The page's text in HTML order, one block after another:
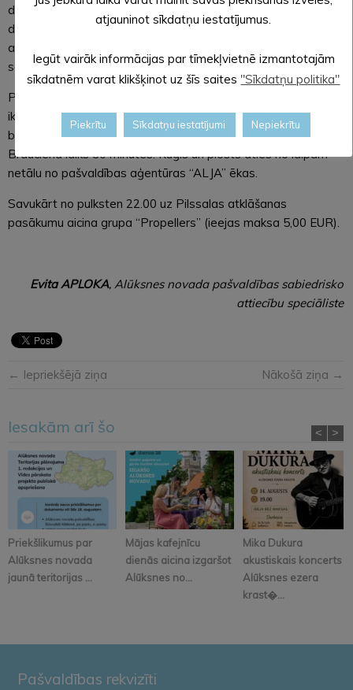
dzīvnieku māju “Astes un ūsas“. Izjādes būs par ziedojumu
dzīvnieku mājai. Ikviens pasākuma dalībnieks un apmeklētājs
aicināts iepriecināt patversmē nonākušos ķepaiņus, arī
sarūpējot barību un materiālus dzīvnieku mājas uzlabošanai.
Plosts “Kaija” un kuģītis “Marienburg” šajā vakarā aicinās
ikvienu viesi un vietējo iedzīvotāju doties naksnīgos publiskos
braucienos, kas sāksies no pulksten 21.30 (par maksu).
Brauciena laiks 30 minūtes. Kuģis un plosts aties no laipām
netālu no pašvaldības aģentūras “ALJA” ēkas.
Savukārt no pulksten 22.00 uz Pilssalas atklāšanas
pasākumu aicina grupa “Propellers” (ieejas maksa 5,00 EUR).
Evita APLOKA, Alūksnes novada pašvaldības sabiedrisko
attiecību speciāliste
← Iepriekšējā ziņa Nākošā ziņa →
Iesakām arī šo
Priekšlikumus par
Alūksnes novada
jaunā teritorijas ...
Mājas kafejnīcu
dienās aicina izgaršot
Alūksnes no...
Mika Dukura
akustiskais koncerts
Alūksnes ezera
krast�...
< >
Pašvaldības rekvizīti
atjauninot sīkdatņu iestatījumus.
Iegūt vairāk informācijas par tīmekļvietnē izmantotajām
sīkdatnēm varat klikšķinot uz šīs saites "Sīkdatņu politika"
Piekrītu Sīkdatņu iestatījumi Nepiekrītu